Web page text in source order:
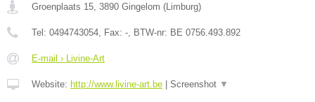
Groenplaats 15 3890 Gingelom (Limburg)
Tel: 0494743054 , Fax: - , BTW-nr: BE 0756.493.892
E-mail › Livine-Art
Website: http://www.livine-art.be | Screenshot ▼